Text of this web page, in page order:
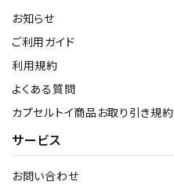
お知らせ
ご利用ガイド
利用規約
よくある質問
カプセルトイ商品お取り引き規約
サービス
お問い合わせ